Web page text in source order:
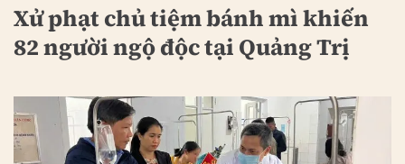
Xử phạt chủ tiệm bánh mì khiến
82 người ngộ độc tại Quảng Trị